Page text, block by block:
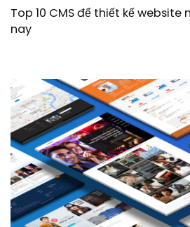
Top 10 CMS để thiết kế website
nay